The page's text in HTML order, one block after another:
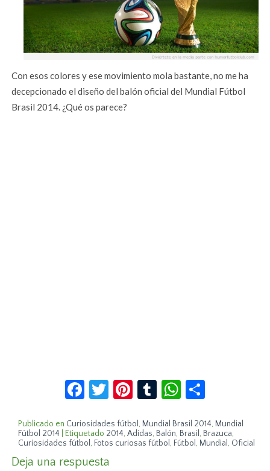
Con esos colores y ese movimiento mola bastante, no me ha
decepcionado el diseño del balón oficial del Mundial Fútbol
Brasil 2014. ¿Qué os parece?
Facebook
Twitter
Pinterest
TumblrWhatsApp
Publicado en Curiosidades fútbol, Mundial Brasil 2014, Mundial
Fútbol 2014
Etiquetado 2014,Adidas, Balón, Brasil, Brazuca,
Curiosidades fútbol, Fotos curiosas fútbol, Fútbol, Mundial, Oficial
Deja una respuesta